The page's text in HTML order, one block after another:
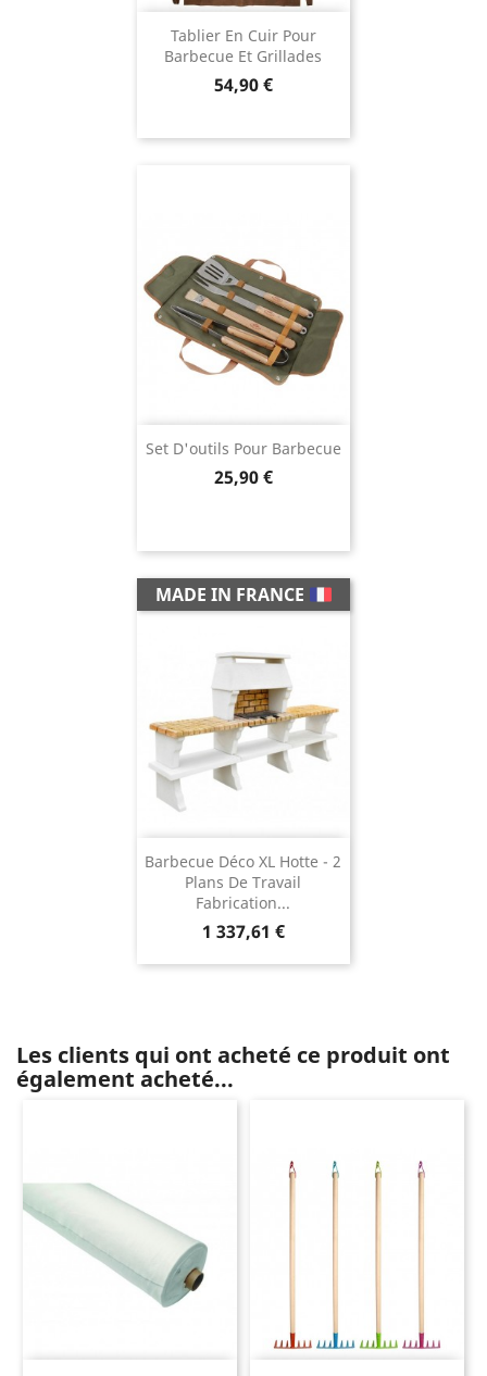
Tablier En Cuir Pour
Barbecue Et Grillades
Prix
54,90 €
Set D'outils Pour Barbecue
Prix
25,90 €
Barbecue Déco XL Hotte - 2
Plans De Travail
Fabrication...
Prix
1 337,61 €
MADE IN FRANCE
Les clients qui ont acheté ce produit ont
également acheté...